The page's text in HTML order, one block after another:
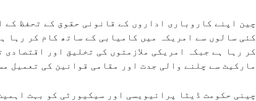
کئی سالوں سے امریکہ میں کامیابی کے ساتھ کام کر رہا
کر رہا ہے جبکہ امریکی ملازمتوں کی تخلیق اور
مارکیٹ سے چلنے والی جدت اور مقامی قوانین کی تعمیل
چینی حکومت ڈیٹا پرائیویسی اور سیکیورٹی کو بہت